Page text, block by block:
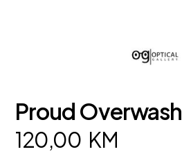
Proud Overwash
120,00 KM